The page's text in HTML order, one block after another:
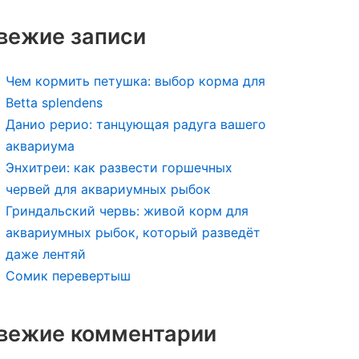
записи
Чем кормить петушка: выбор корма для
Betta splendens
Данио рерио: танцующая радуга вашего
аквариума
Энхитреи: как развести горшечных
червей для аквариумных рыбок
Гриндальский червь: живой корм для
аквариумных рыбок, который разведёт
даже лентяй
Сомик перевертыш
комментарии